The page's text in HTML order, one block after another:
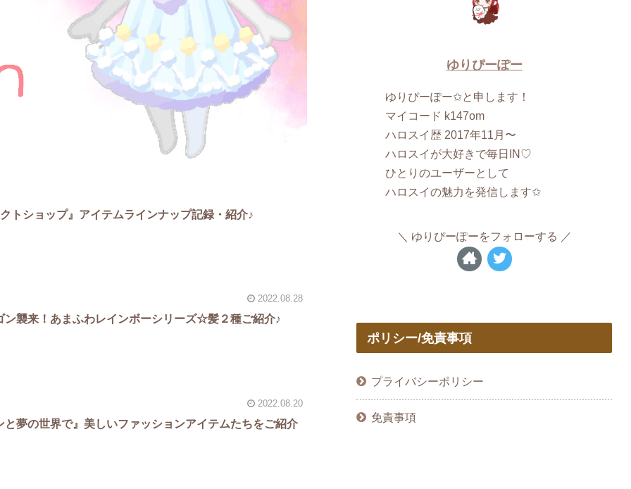
トショップ』アイテムラインナップ記録・紹介♪
2022.08.28
ン襲来！あまふわレインボーシリーズ☆髪２種ご紹介♪
2022.08.20
夢の世界で』美しいファッションアイテムたちをご紹介
ゆりぴーぽー
ゆりぴーぽー✩と申します！
マイコード k147om
ハロスイ歴 2017年11月〜
ハロスイが大好きで毎日IN♡
ひとりのユーザーとして
ハロスイの魅力を発信します✩
ゆりぴーぽーをフォローする
ポリシー/免責事項
プライバシーポリシー
免責事項